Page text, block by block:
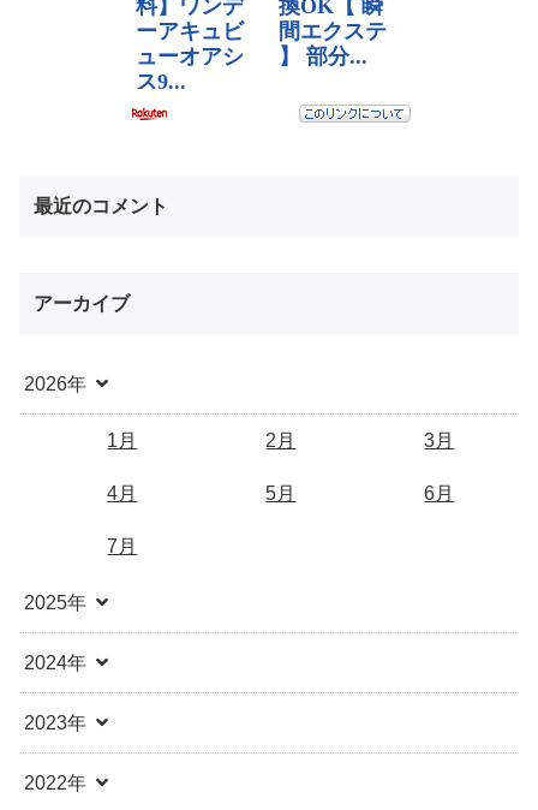
最近のコメント
アーカイブ
2026年
1月 2月 3月
4月 5月 6月
7月
2025年
2024年
2023年
2022年